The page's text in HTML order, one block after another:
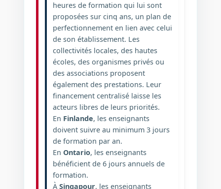
heures de formation qui lui sont
proposées sur cinq ans, un plan de
perfectionnement en lien avec celui
de son établissement. Les
collectivités locales, des hautes
écoles, des organismes privés ou
des associations proposent
également des prestations. Leur
financement centralisé laisse les
acteurs libres de leurs priorités.
En Finlande, les enseignants
doivent suivre au minimum 3 jours
de formation par an.
En Ontario, les enseignants
bénéficient de 6 jours annuels de
formation.
À Singapour, les enseignants